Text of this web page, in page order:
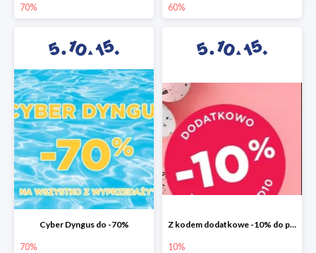
70% 60%
Cyber Dyngus do -70%
70%
Z kodem dodatkowe -10% do promocji -50%!
10%